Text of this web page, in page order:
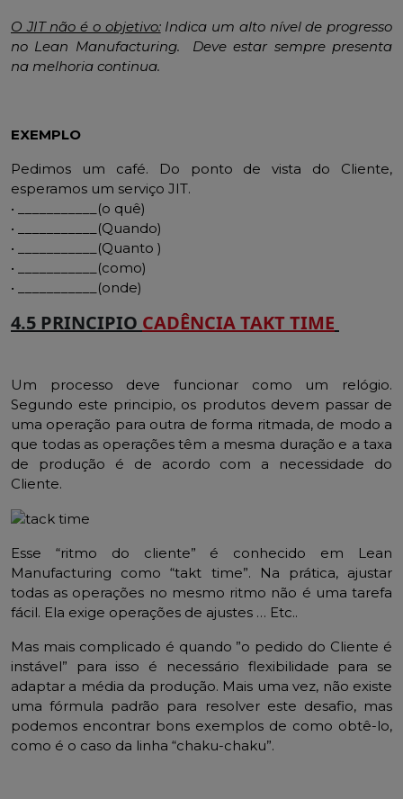
O JIT não é o objetivo:Indica um alto nível de progresso
no Lean Manufacturing. Deve estar sempre presenta
na melhoria continua.
EXEMPLO
Pedimos um café. Do ponto de vista do Cliente,
esperamos um serviço JIT.
• ___________(o quê)
• ___________(Quando)
• ___________(Quanto )
• ___________(como)
• ___________(onde)
4.5 PRINCIPIO CADÊNCIA TAKT TIME
Um processo deve funcionar como um relógio.
Segundo este principio, os produtos devem passar de
uma operação para outra de forma ritmada, de modo a
que todas as operações têm a mesma duração e a taxa
de produção é de acordo com a necessidade do
Cliente.
Esse “ritmo do cliente” é conhecido em Lean
Manufacturing como “takt time”. Na prática, ajustar
todas as operações no mesmo ritmo não é uma tarefa
fácil. Ela exige operações de ajustes … Etc..
Mas mais complicado é quando ”o pedido do Cliente é
instável” para isso é necessário flexibilidade para se
adaptar a média da produção. Mais uma vez, não existe
uma fórmula padrão para resolver este desafio, mas
podemos encontrar bons exemplos de como obtê-lo,
como é o caso da linha “chaku-chaku”.